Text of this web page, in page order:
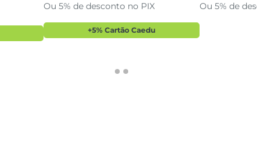
Ou 5% de desconto no PIX
+5% Cartão Caedu
Ou 5% de